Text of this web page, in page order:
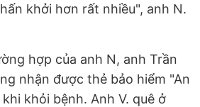
khởi hơn rất nhiều", anh N.
hợp của anh N, anh Trần
nhận được thẻ bảo hiểm "An
khỏi bệnh. Anh V. quê ở